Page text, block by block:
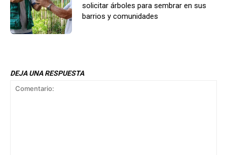
solicitar árboles para sembrar en sus
barrios y comunidades
DEJA UNA RESPUESTA